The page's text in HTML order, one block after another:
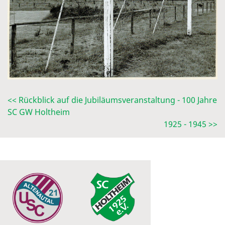
<< Rückblick auf die Jubiläumsveranstaltung - 100 Jahre
SC GW Holtheim
1925 - 1945 >>